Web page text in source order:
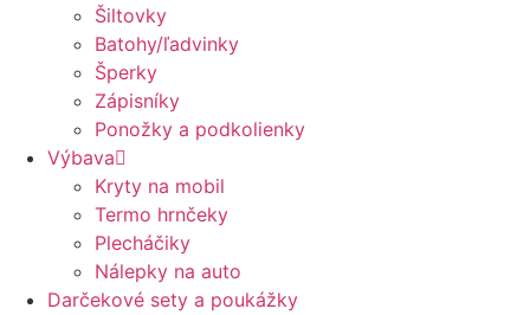
Šiltovky
Batohy/ľadvinky
Šperky
Zápisníky
Ponožky a podkolienky
Výbava
Kryty na mobil
Termo hrnčeky
Plecháčiky
Nálepky na auto
Darčekové sety a poukážky